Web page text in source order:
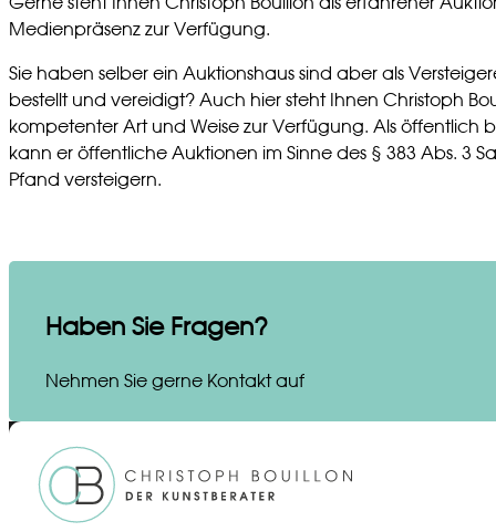
Medienpräsenz zur Verfügung.
Sie haben selber ein Auktionshaus sind aber als
bestellt und vereidigt? Auch hier steht Ihnen Christoph
kompetenter Art und Weise zur Verfügung. Als öffentlich
kann er öffentliche Auktionen im Sinne des § 383 Abs. 3
Pfand versteigern.
Haben Sie Fragen?
Nehmen Sie gerne Kontakt auf